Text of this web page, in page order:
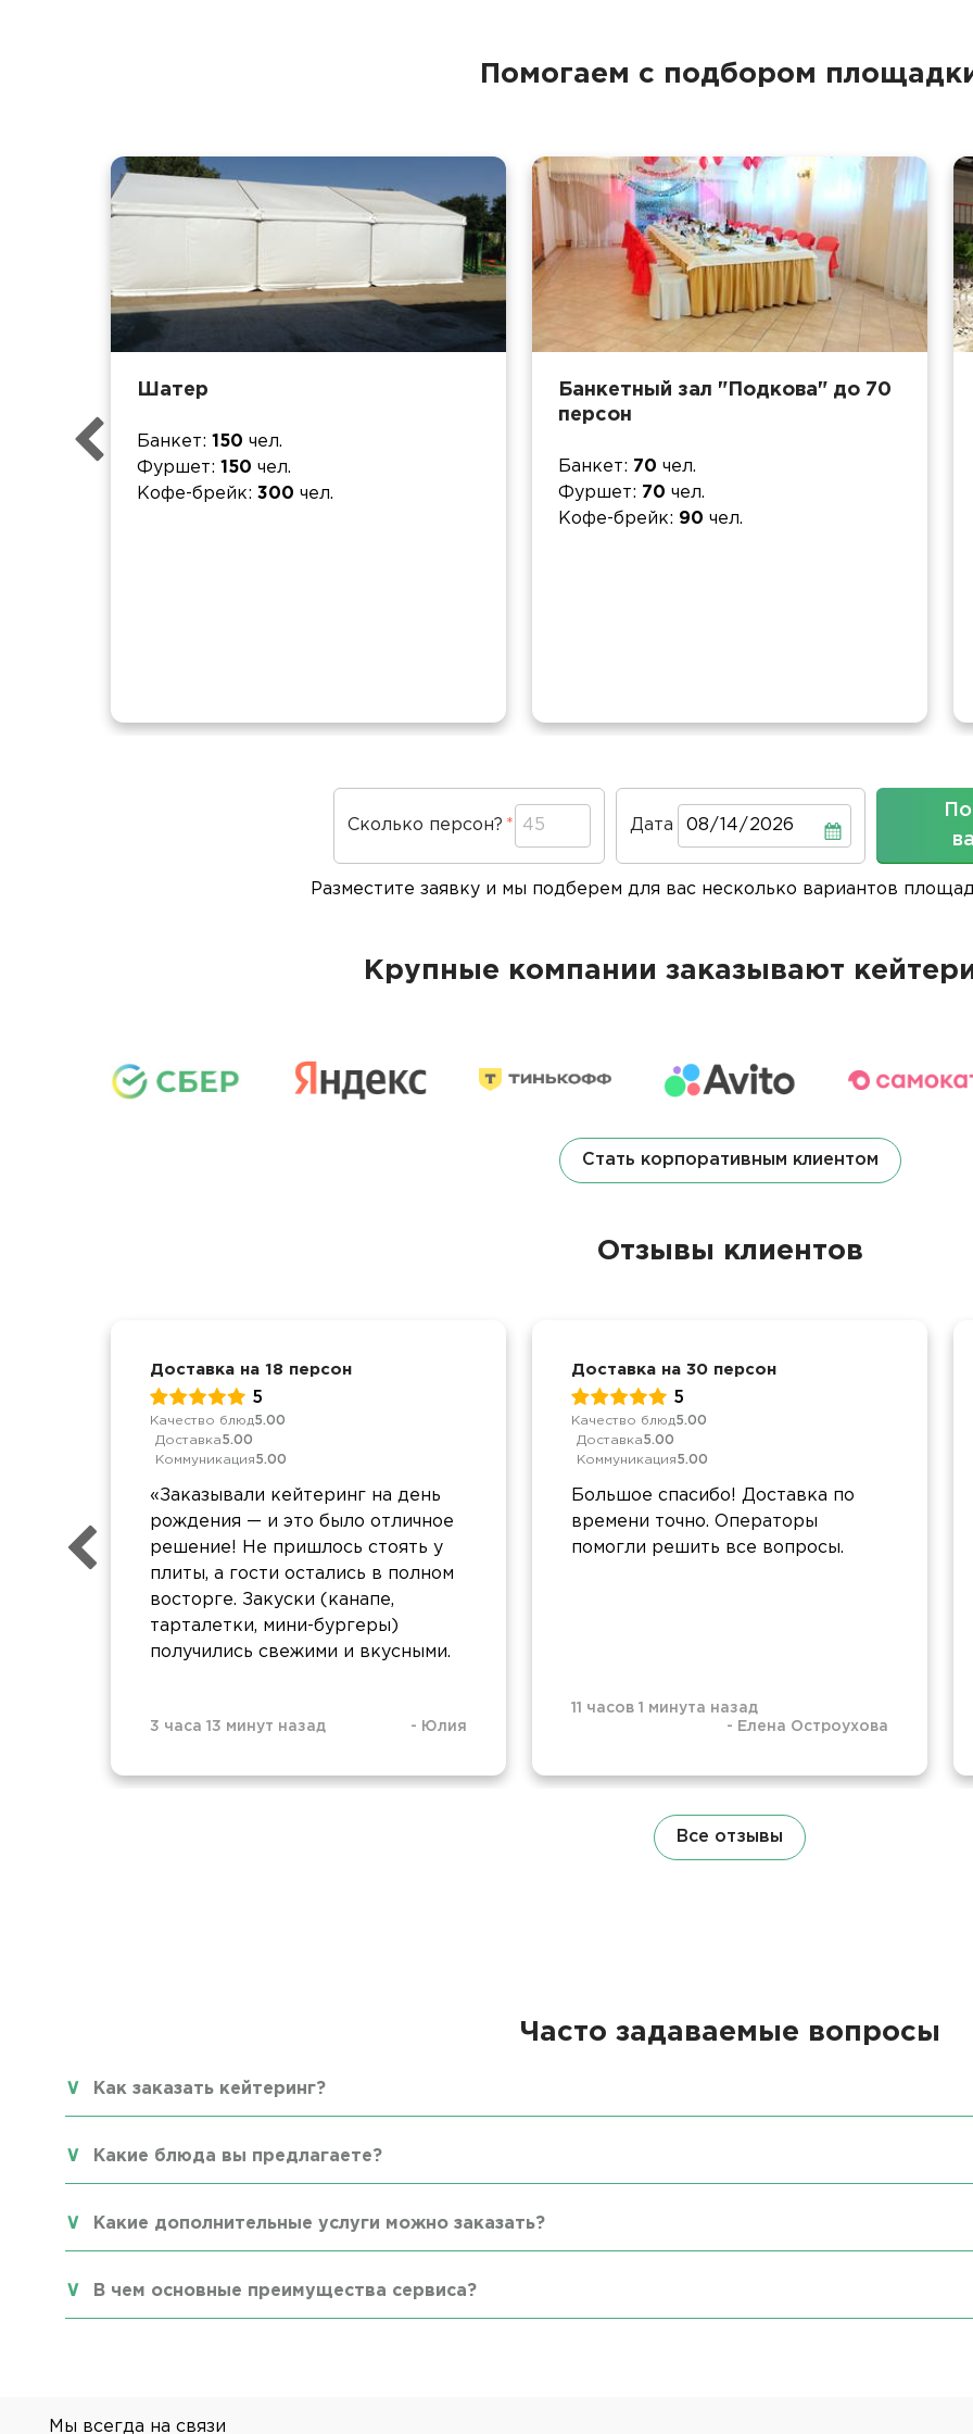
Помогаем с подбором
Шатер
Банкет 150 чел.
Фуршет
150 чел.
Кофе-брейк
300 чел.
Банкетный зал "Подкова" до 70
персон
Банкет 70 чел.
Фуршет
70 чел.
Кофе-брейк
90 чел.
Сколько персон? Дата Дата
Разместите заявку и мы подберем для вас несколько вариантов
Крупные компании заказывают
Стать корпоративным клиентом
Отзывы клиентов
Доставка на 18 персон
5
Качество блюд5.00
Доставка5.00
Коммуникация5.00
«Заказывали кейтеринг на день
рождения — и это было отличное
решение! Не пришлось стоять у
плиты, а гости остались в полном
восторге. Закуски (канапе,
тарталетки, мини-бургеры)
получились свежими и вкусными.
3 часа 13 минут назад - Юлия
Доставка на 30 персон
5
Качество блюд5.00
Доставка5.00
Коммуникация5.00
Большое спасибо! Доставка по
времени точно. Операторы
помогли решить все вопросы.
11 часов 1 минута назад
- Елена Остроухова
Все отзывы
Часто задаваемые вопросы
Как заказать кейтеринг?
Какие блюда вы предлагаете?
Какие дополнительные услуги можно заказать?
В чем основные преимущества сервиса?
Мы всегда на связи